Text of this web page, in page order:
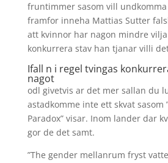
fruntimmer sasom vill
framfor inneha Mattias Sutter
att kvinnor har nagon mindre
konkurrera stav han tjanar villi
Ifall n i regel tvingas
nagot
odl givetvis ar det mer sallan du
astadkomme inte ett skvat sasom
Paradox” visar. Inom lander dar
gor de det samt.
”The gender mellanrum fryst